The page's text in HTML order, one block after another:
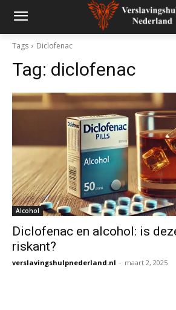
Tags Diclofenac
Tag: diclofenac
Alcohol
Diclofenac en alcohol: is
riskant?
verslavingshulpnederland.nl - maart 2, 2025